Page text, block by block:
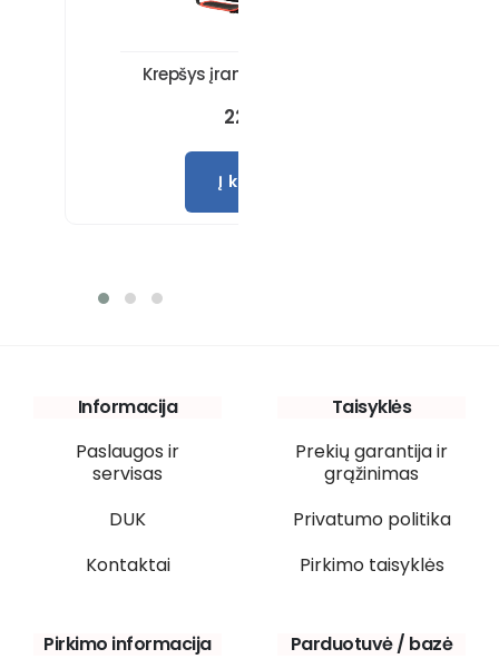
Krepšys įrankiams 50 kišenių
22,95
Į krepšelį
Informacija
Paslaugos ir
servisas
DUK
Kontaktai
Taisyklės
Prekių garantija ir
grąžinimas
Privatumo politika
Pirkimo taisyklės
Pirkimo informacija
Parduotuvė / bazė